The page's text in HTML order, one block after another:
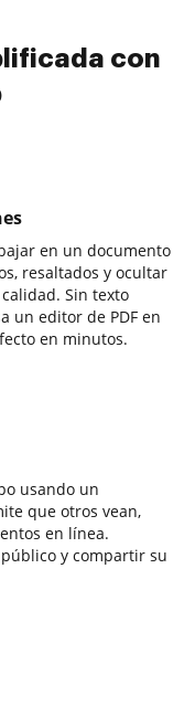
con
en un documento
resaltados y ocultar
Sin texto
un editor de PDF en
en minutos.
usando un
que otros vean,
en línea.
y compartir su